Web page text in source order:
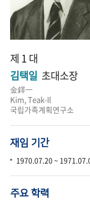
제 1 대
김택일 초대소장
金鐸一
Kim, Teak-Il
국립가족계획연구소
재임 기간
1970.07.20 ~
주요 학력